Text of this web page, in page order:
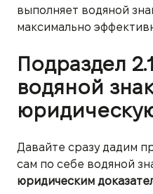
выполняет водяной
максимально
Подраздел
водяной
Давайте сразу дадим
сам по себе водяной
юридическим